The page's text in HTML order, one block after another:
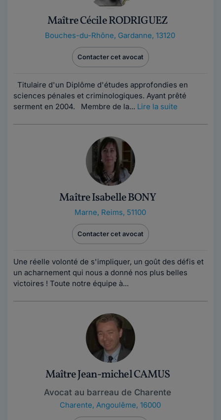
Maître Cécile RODRIGUEZ
Bouches-du-Rhône, Gardanne, 13120
Contacter cet avocat
Titulaire d'un Diplôme d'études approfondies en
sciences pénales et criminologiques. Ayant prêté
serment en 2004. Membre de la... Lire la suite
Maître Isabelle BONY
Marne, Reims, 51100
Contacter cet avocat
Une réelle volonté de s'impliquer, un goût des défis et
un acharnement qui nous a donné nos plus belles
victoires ! Toute notre équipe à...
Maître Jean-michel CAMUS
Avocat au barreau de Charente
Charente, Angoulême, 16000